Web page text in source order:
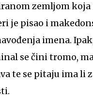
zemljom
je pisao i
imena.
se čini tromo,
te se pitaju ima li